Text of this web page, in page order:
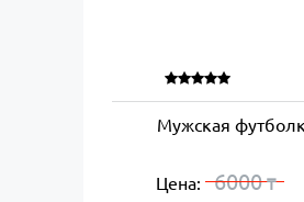
Мужская
Цена: 6000₸